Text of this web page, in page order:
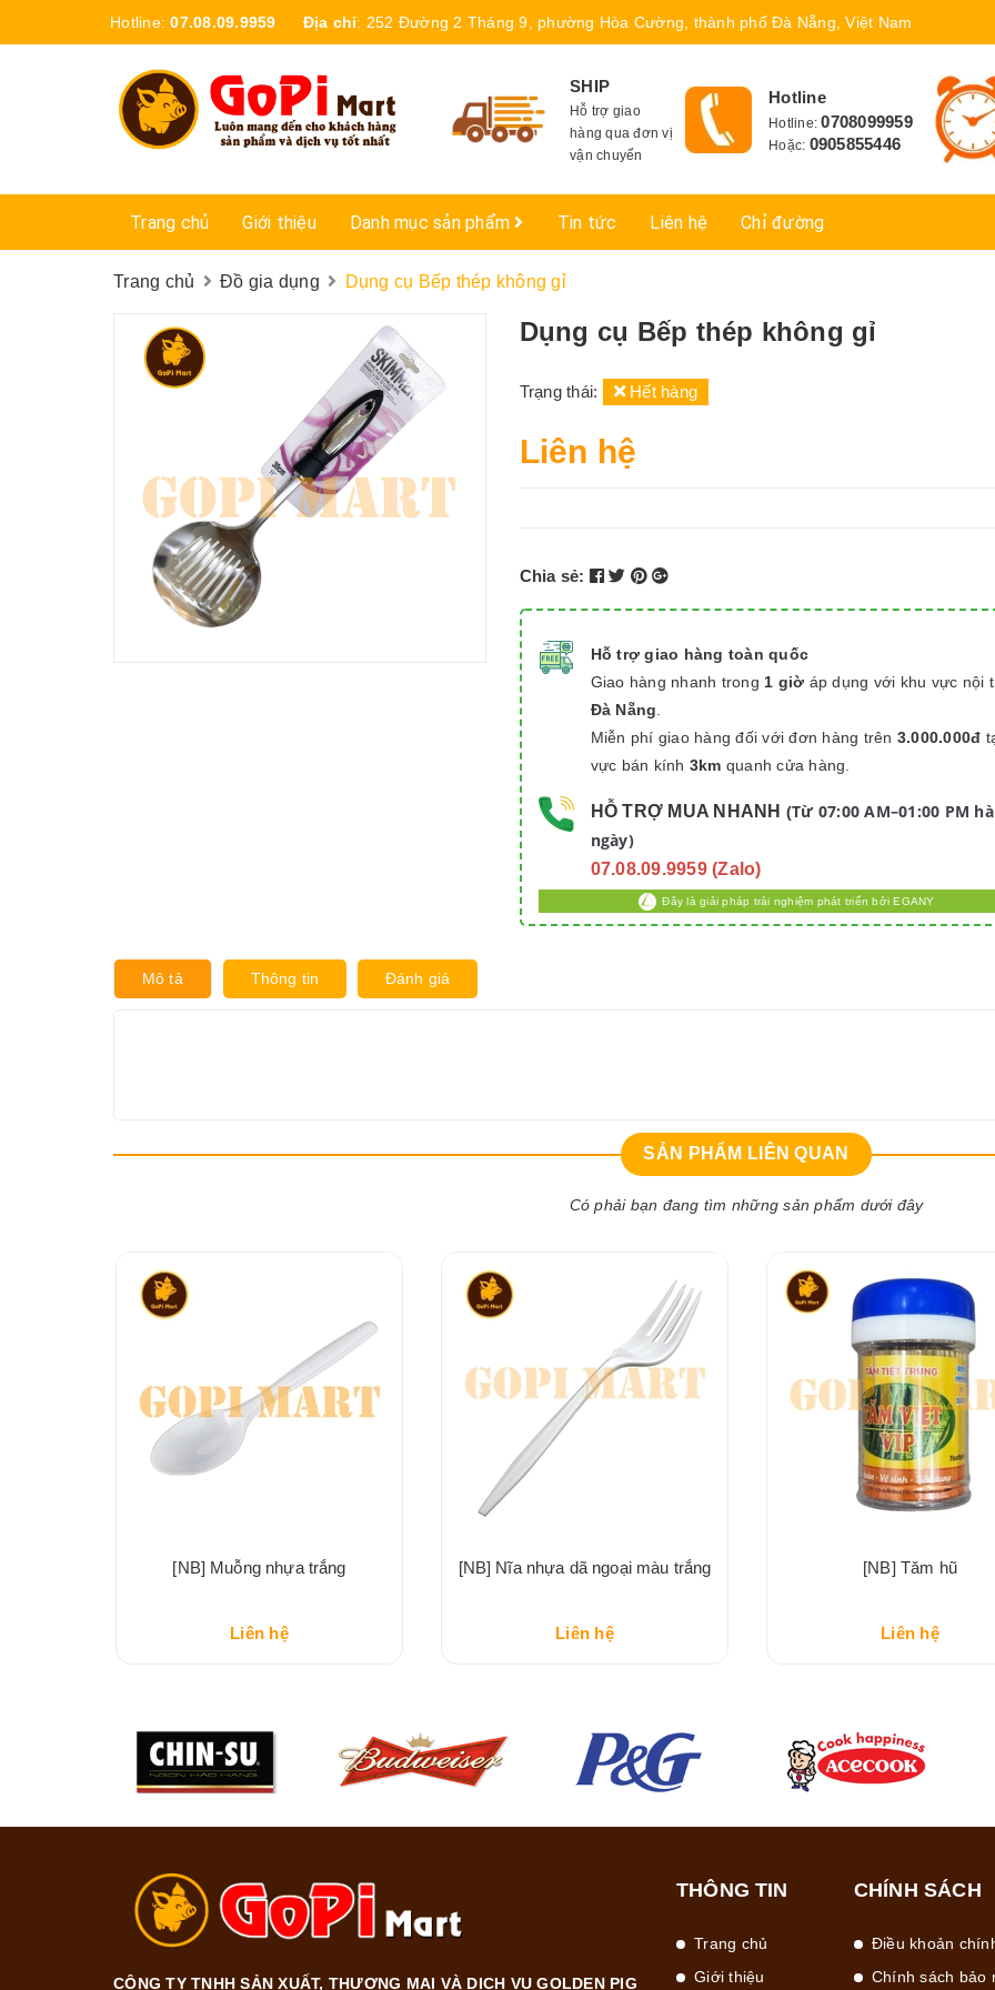
Hotline:07.08.09.9959 Địa chỉ: 252 Đường 2 Tháng 9, phường Hòa Cường, thành phố Đà Nẵng, Việt Nam
SHIP
Hỗ trợ giao
hàng qua đơn vị
vận chuyển
Hotline
Hotline:0708099959
Hoặc: 0905855446
Trang chủ Giới thiệu Danh mục sản phẩm Tin tức Liên hệ Chỉ đường
Trang chủ Đồ gia dụng Dụng cụ Bếp thép không gỉ
Dụng cụ Bếp thép không gỉ
Trạng thái: Hết hàng
Liên hệ
Chia sẻ:
Hỗ trợ giao hàng toàn quốc
Giao hàng nhanh trong 1 giờ áp dụng với khu vực nội
Đà Nẵng
Miễn phí giao hàng đối với đơn hàng trên 3.000.000đ
vực bán kính 3km quanh cửa hàng.
HỖ TRỢ MUA NHANH (Từ 07:00 AM–01:00 PM
ngày)
07.08.09.9959 (Zalo)
Đây là giải pháp trải nghiệm phát triển bởi EGANY
Mô tả Thông tin Đánh giá
SẢN PHẨM LIÊN QUAN
Có phải bạn đang tìm những sản phẩm dưới đây
[NB] Muỗng nhựa trắng
Liên hệ
[NB] Nĩa nhựa dã ngoại màu trắng
Liên hệ
[NB] Tăm hũ
Liên hệ
CÔNG TY TNHH SẢN XUẤT, THƯƠNG MẠI VÀ DỊCH VỤ GOLDEN PIG
THÔNG TIN
Trang chủ
Giới thiệu
CHÍNH SÁCH
Điều khoản
Chính sách bảo